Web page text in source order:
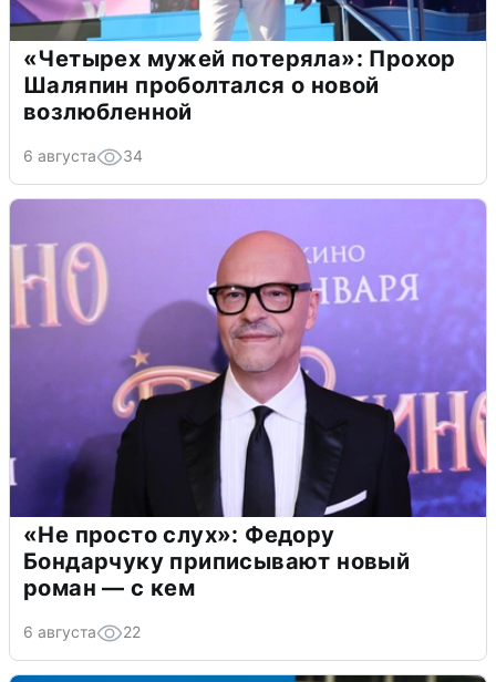
«Четырех мужей потеряла»: Прохор
Шаляпин проболтался о новой
возлюбленной
6 августа 34
«Не просто слух»: Федору
Бондарчуку приписывают новый
роман — с кем
6 августа 22